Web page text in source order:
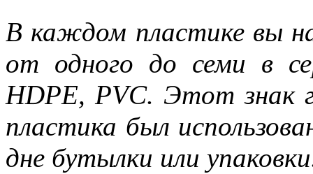
В каждом пластике вы
от одного до семи в
HDPE, PVC. Этот знак
пластика был
дне бутылки или